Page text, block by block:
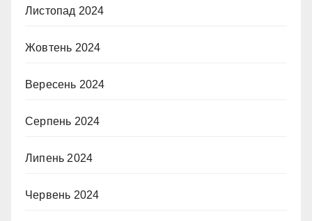
Листопад 2024
Жовтень 2024
Вересень 2024
Серпень 2024
Липень 2024
Червень 2024